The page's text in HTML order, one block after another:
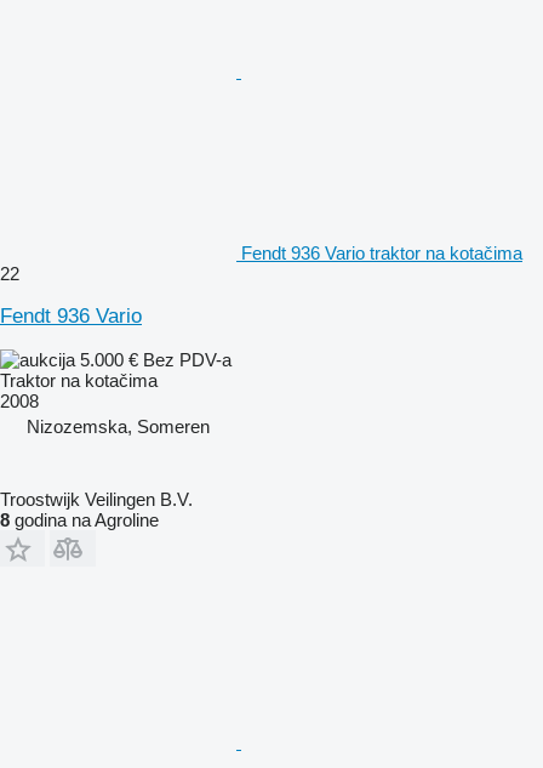
Fendt 936 Vario traktor na kotačima
22
Fendt 936 Vario
5.000 € Bez PDV-a
Traktor na kotačima
2008
Nizozemska, Someren
Troostwijk Veilingen B.V.
8 godina na Agroline